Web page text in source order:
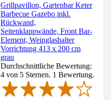
Grillpavillon, Gartenbar Keter
Barbecue Gazebo inkl.
Rückwand,
Seitenklappwände, Front Bar-
Element, Weinglashalter
Vorrichtung 413 x 200 cm
grau
Durchschnittliche Bewertung:
4 von 5 Sternen. 1 Bewertung.